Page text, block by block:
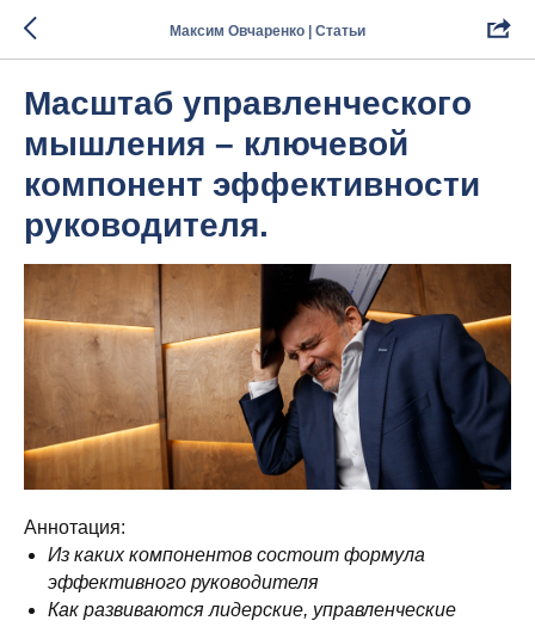
Максим Овчаренко | Статьи
Масштаб управленческого
мышления – ключевой
компонент эффективности
руководителя.
Аннотация:
Из каких компонентов состоит формула
эффективного руководителя
Как развиваются лидерские, управленческие